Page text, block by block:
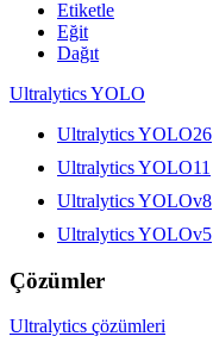
Etiketle
Eğit
Dağıt
Ultralytics YOLO
Ultralytics YOLO26
Ultralytics YOLO11
Ultralytics YOLOv8
Ultralytics YOLOv5
Çözümler
Ultralytics çözümleri